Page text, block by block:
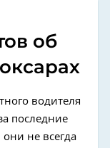
об
водителя
последние
не всегда